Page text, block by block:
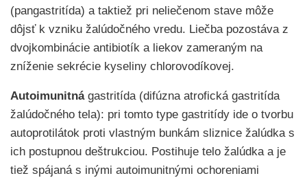
(pangastritída) a taktiež pri neliečenom stave môže
dôjsť k vzniku žalúdočného vredu. Liečba pozostáva z
dvojkombinácie antibiotík a liekov zameraným na
zníženie sekrécie kyseliny chlorovodíkovej.
Autoimunitnágastritída (difúzna atrofická gastritída
žalúdočného tela): pri tomto type gastritídy ide o tvorbu
autoprotilátok proti vlastným bunkám sliznice žalúdka s
ich postupnou deštrukciou. Postihuje telo žalúdka a je
tiež spájaná s inými autoimunitnými ochoreniami